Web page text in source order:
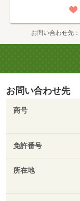
お問い合わせ先
お問い合わせ先
商号
免許番号
所在地